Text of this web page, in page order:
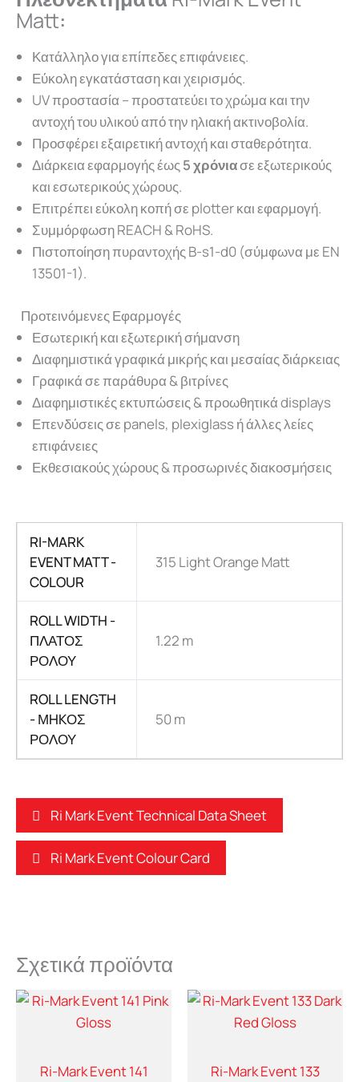
Matt:
Κατάλληλο για επίπεδες επιφάνειες.
Εύκολη εγκατάσταση και χειρισμός.
UV προστασία – προστατεύει το χρώμα και την
αντοχή του υλικού από την ηλιακή ακτινοβολία.
Προσφέρει εξαιρετική αντοχή και σταθερότητα.
Διάρκεια εφαρμογής έως 5 χρόνιασε εξωτερικούς
και εσωτερικούς χώρους.
Επιτρέπει εύκολη κοπή σε plotter και εφαρμογή.
Συμμόρφωση REACH & RoHS.
Πιστοποίηση πυραντοχής B-s1-d0 (σύμφωνα με EN
13501-1).
Προτεινόμενες Εφαρμογές
Εσωτερική και εξωτερική σήμανση
Διαφημιστικά γραφικά μικρής και μεσαίας διάρκειας
Γραφικά σε παράθυρα & βιτρίνες
Διαφημιστικές εκτυπώσεις & προωθητικά displays
Επενδύσεις σε panels, plexiglass ή άλλες λείες
επιφάνειες
Εκθεσιακούς χώρους & προσωρινές διακοσμήσεις
RI-MARK
EVENT MATT -
COLOUR
315 Light Orange Matt
ROLL WIDTH -
ΠΛΑΤΟΣ
ΡΟΛΟΥ
1.22 m
ROLL LENGTH
- ΜHKΟΣ
ΡΟΛΟΥ
50 m
Ri Mark Event Technical Data Sheet
Ri Mark Event Colour Card
Σχετικά προϊόντα
Ri-Mark Event 141
Ri-Mark Event 133